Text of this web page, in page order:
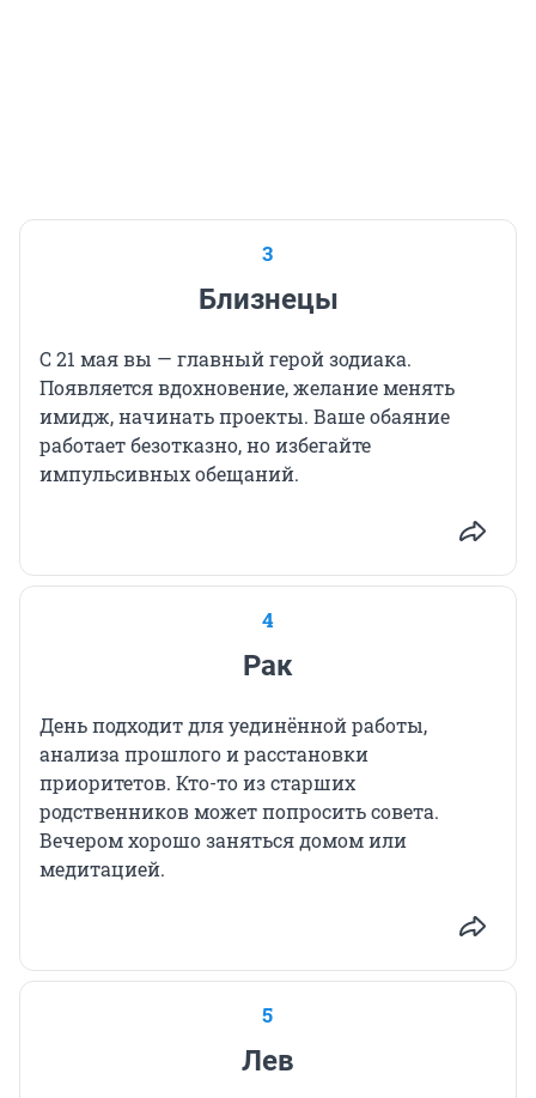
3
Близнецы
С 21 мая вы — главный герой зодиака.
Появляется вдохновение, желание менять
имидж, начинать проекты. Ваше обаяние
работает безотказно, но избегайте
импульсивных обещаний.
4
Рак
День подходит для уединённой работы,
анализа прошлого и расстановки
приоритетов. Кто-то из старших
родственников может попросить совета.
Вечером хорошо заняться домом или
медитацией.
5
Лев